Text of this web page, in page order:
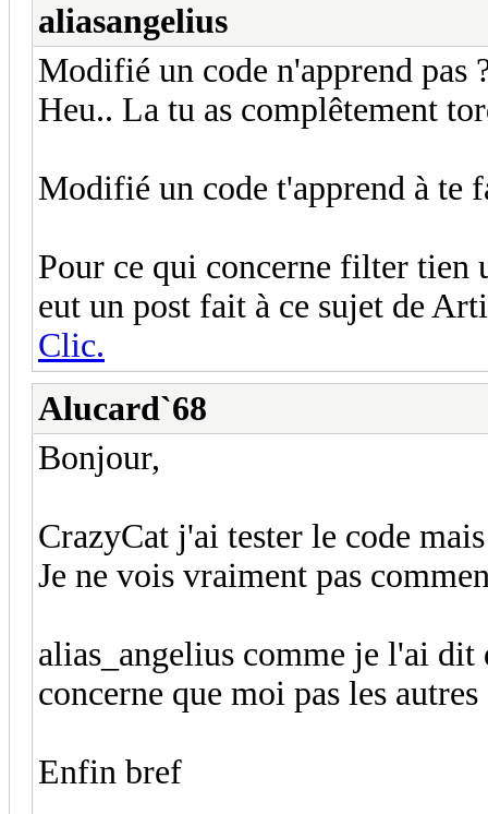
aliasangelius
Modifié un code n'apprend pas
Heu.. La tu as complêtement
Modifié un code t'apprend à te
Pour ce qui concerne filter tien
eut un post fait à ce sujet de
Clic.
Alucard`68
Bonjour,
CrazyCat j'ai tester le code
Je ne vois vraiment pas
alias_angelius comme je l'ai dit
concerne que moi pas les
Enfin bref